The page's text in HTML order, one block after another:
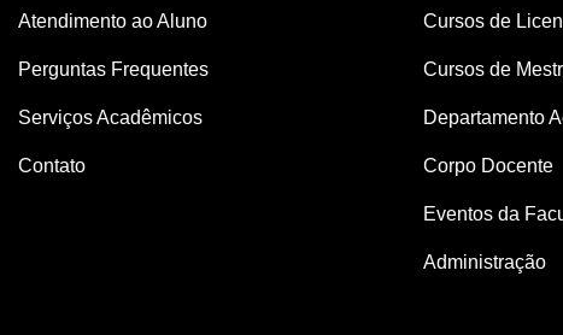
Atendimento ao Aluno
Perguntas Frequentes
Serviços Acadêmicos
Contato
Cursos de
Cursos de
Departamento
Corpo Docente
Eventos da
Administração